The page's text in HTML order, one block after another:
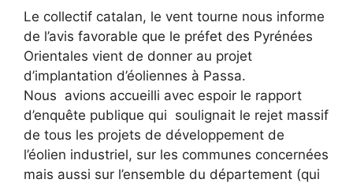
Le collectif catalan, le vent tourne nous informe
de l’avis favorable que le préfet des Pyrénées
Orientales vient de donner au projet
d’implantation d’éoliennes à Passa.
Nous avions accueilli avec espoir le rapport
d’enquête publique qui soulignait le rejet massif
de tous les projets de développement de
l’éolien industriel, sur les communes concernées
mais aussi sur l’ensemble du département (qui